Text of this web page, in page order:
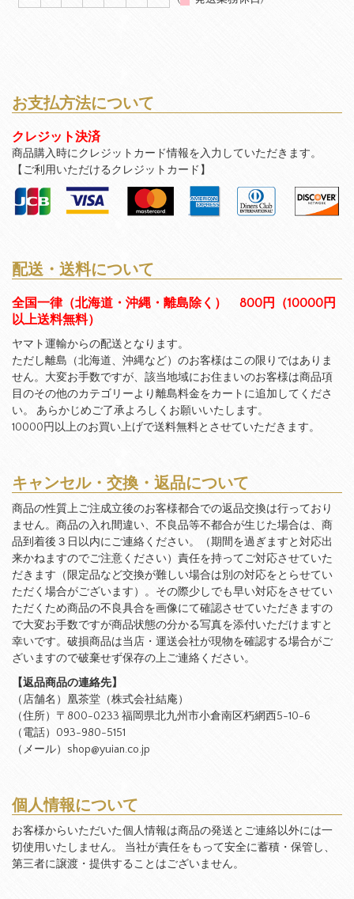
お支払方法について
クレジット決済
商品購入時にクレジットカード情報を入力していただきます。
【ご利用いただけるクレジットカード】
配送・送料について
全国一律（北海道・沖縄・離島除く） 800円（10000円
以上送料無料）
ヤマト運輸からの配送となります。
ただし離島（北海道、沖縄など）のお客様はこの限りではありま
せん。大変お手数ですが、該当地域にお住まいのお客様は商品項
目のその他のカテゴリーより離島料金をカートに追加してくださ
い。 あらかじめご了承よろしくお願いいたします。
10000円以上のお買い上げで送料無料とさせていただきます。
キャンセル・交換・返品について
商品の性質上ご注成立後のお客様都合での返品交換は行っており
ません。商品の入れ間違い、不良品等不都合が生じた場合は、商
品到着後３日以内にご連絡ください。（期間を過ぎますと対応出
来かねますのでご注意ください）責任を持ってご対応させていた
だきます（限定品など交換が難しい場合は別の対応をとらせてい
ただく場合がございます）。その際少しでも早い対応をさせてい
ただくため商品の不良具合を画像にて確認させていただきますの
で大変お手数ですが商品状態の分かる写真を添付いただけますと
幸いです。破損商品は当店・運送会社が現物を確認する場合がご
ざいますので破棄せず保存の上ご連絡ください。
【返品商品の連絡先】
（店舗名）凰茶堂（株式会社結庵）
（住所）〒800-0233 福岡県北九州市小倉南区朽網西5-10-6
（電話）093-980-5151
（メール）shop@yuian.co.jp
個人情報について
お客様からいただいた個人情報は商品の発送とご連絡以外には一
切使用いたしません。 当社が責任をもって安全に蓄積・保管し、
第三者に譲渡・提供することはございません。